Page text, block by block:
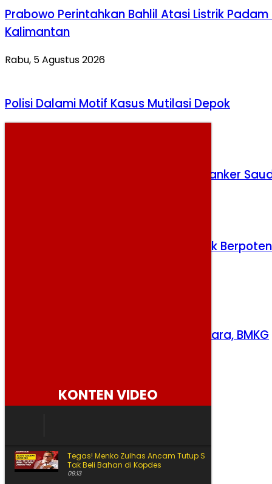
Prabowo Perintahkan Bahlil Atasi Listrik Padam
Kalimantan
Rabu, 5 Agustus 2026
Polisi Dalami Motif Kasus Mutilasi Depok
Houthi Tembakkan Rudal ke Kapal Tanker
Gempa M 5,9 Guncang Pulau Doi, Tak
Gempa Dini Hari Guncang Maluku Utara, BMKG
KONTEN VIDEO
Tegas! Menko Zulhas Ancam Tutup SPPG yang Nekat
Tak Beli Bahan di Kopdes
09:13